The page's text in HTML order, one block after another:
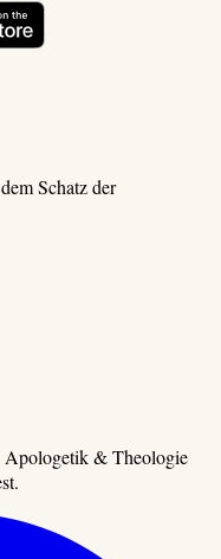
Schatz der
Apologetik & Theologie